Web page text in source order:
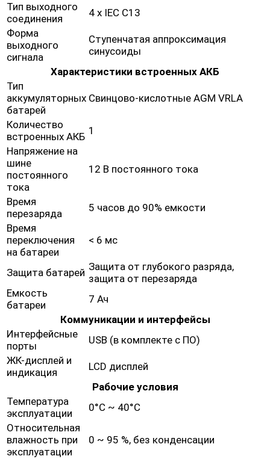
Тип выходного
соединения
4 х IEC C13
Форма
выходного
сигнала
Ступенчатая аппроксимация
синусоиды
Характеристики встроенных АКБ
Тип
аккумуляторных
батарей
Свинцово-кислотные AGM VRLA
Количество
встроенных АКБ 1
Напряжение на
шине
постоянного
тока
12 В постоянного тока
Время
перезаряда
5 часов до 90% емкости
Время
переключения
на батареи
< 6 мс
Защита батарей Защита от глубокого разряда,
защита от перезаряда
Емкость
батареи
7 Ач
Коммуникации и интерфейсы
Интерфейсные
порты
USB (в комплекте с ПО)
ЖК-дисплей и
индикация
LCD дисплей
Рабочие условия
Температура
эксплуатации
0°C ~ 40°C
Относительная
влажность при
эксплуатации
0 ~ 95 %, без конденсации